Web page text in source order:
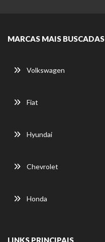
MARCAS MAIS BUSCADAS
Volkswagen
Fiat
Hyundai
Chevrolet
Honda
LINKS PRINCIPAIS